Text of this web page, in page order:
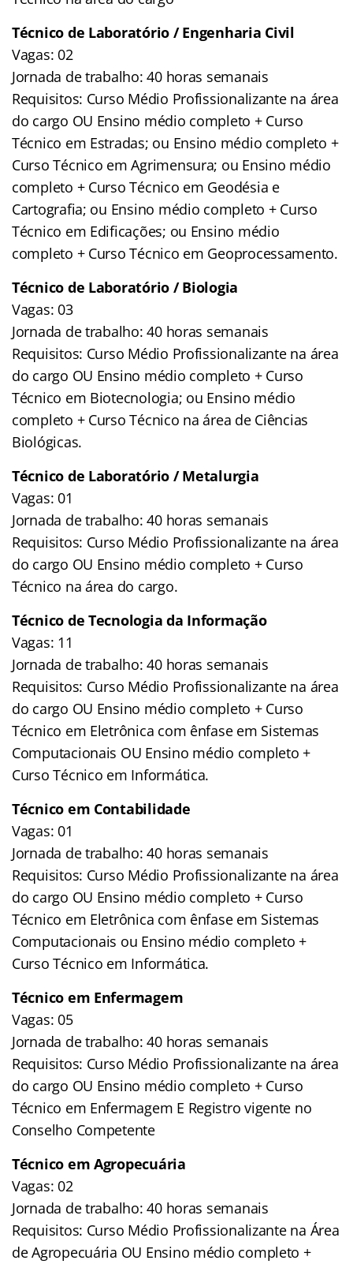
Técnico de Laboratório / Engenharia Civil
Vagas: 02
Jornada de trabalho: 40 horas semanais
Requisitos: Curso Médio Profissionalizante na área
do cargo OU Ensino médio completo + Curso
Técnico em Estradas; ou Ensino médio completo +
Curso Técnico em Agrimensura; ou Ensino médio
completo + Curso Técnico em Geodésia e
Cartografia; ou Ensino médio completo + Curso
Técnico em Edificações; ou Ensino médio
completo + Curso Técnico em Geoprocessamento.
Técnico de Laboratório / Biologia
Vagas: 03
Jornada de trabalho: 40 horas semanais
Requisitos: Curso Médio Profissionalizante na área
do cargo OU Ensino médio completo + Curso
Técnico em Biotecnologia; ou Ensino médio
completo + Curso Técnico na área de Ciências
Biológicas.
Técnico de Laboratório / Metalurgia
Vagas: 01
Jornada de trabalho: 40 horas semanais
Requisitos: Curso Médio Profissionalizante na área
do cargo OU Ensino médio completo + Curso
Técnico na área do cargo.
Técnico de Tecnologia da Informação
Vagas: 11
Jornada de trabalho: 40 horas semanais
Requisitos: Curso Médio Profissionalizante na área
do cargo OU Ensino médio completo + Curso
Técnico em Eletrônica com ênfase em Sistemas
Computacionais OU Ensino médio completo +
Curso Técnico em Informática.
Técnico em Contabilidade
Vagas: 01
Jornada de trabalho: 40 horas semanais
Requisitos: Curso Médio Profissionalizante na área
do cargo OU Ensino médio completo + Curso
Técnico em Eletrônica com ênfase em Sistemas
Computacionais ou Ensino médio completo +
Curso Técnico em Informática.
Técnico em Enfermagem
Vagas: 05
Jornada de trabalho: 40 horas semanais
Requisitos: Curso Médio Profissionalizante na área
do cargo OU Ensino médio completo + Curso
Técnico em Enfermagem E Registro vigente no
Conselho Competente
Técnico em Agropecuária
Vagas: 02
Jornada de trabalho: 40 horas semanais
Requisitos: Curso Médio Profissionalizante na Área
de Agropecuária OU Ensino médio completo +